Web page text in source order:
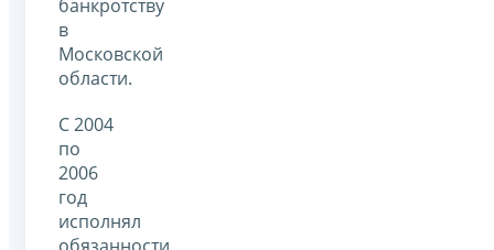
банкротству
в
Московской
области.
С 2004
по
2006
год
исполнял